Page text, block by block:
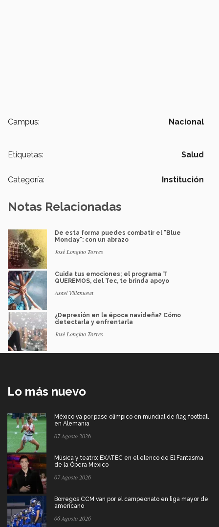
Campus: Nacional
Etiquetas: Salud
Categoría: Institución
Notas Relacionadas
De esta forma puedes combatir el "Blue
Monday": con un abrazo
José Longino Torres
Cuida tus emociones; el programa T
QUEREMOS, del Tec, te brinda apoyo
Asael Villanueva
¿Depresión en la época navideña? Cómo
detectarla y enfrentarla
José Longino Torres
Lo más nuevo
México va por pase olímpico en mundial de flag football
en Alemania
07 Agosto 2026
Música y teatro: EXATEC en el elenco de El Fantasma
de la Ópera Mexico
07 Agosto 2026
Borregos CCM van por el campeonato en liga mayor de
americano
06 Agosto 2026